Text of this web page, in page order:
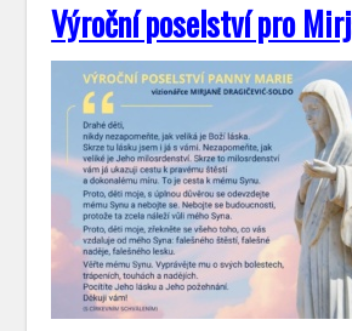
Výroční poselství pro